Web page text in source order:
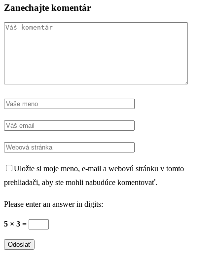
Zanechajte komentár
Uložte si moje meno, e-mail a webovú stránku v tomto
prehliadači, aby ste mohli nabudúce komentovať.
Please enter an answer in digits:
5 × 3 =